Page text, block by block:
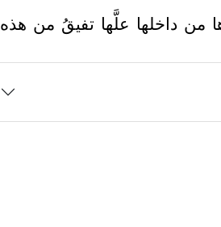
من داخلها علَّها تفيقُ من هذه
الكلام الآتي بعد هذا القسَم:
شَیۡءٌ عَجِیبٌ